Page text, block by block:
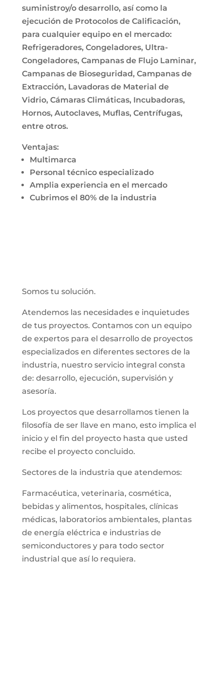
suministroy/o desarrollo, así como la
ejecución de Protocolos de Calificación,
para cualquier equipo en el mercado:
Refrigeradores, Congeladores, Ultra-
Congeladores, Campanas de Flujo Laminar,
Campanas de Bioseguridad, Campanas de
Extracción, Lavadoras de Material de
Vidrio, Cámaras Climáticas, Incubadoras,
Hornos, Autoclaves, Muflas, Centrífugas,
entre otros.
Ventajas:
Multimarca
Personal técnico especializado
Amplia experiencia en el mercado
Cubrimos el 80% de la industria
Somos tu solución.
Atendemos las necesidades e inquietudes
de tus proyectos. Contamos con un equipo
de expertos para el desarrollo de proyectos
especializados en diferentes sectores de la
industria, nuestro servicio integral consta
de: desarrollo, ejecución, supervisión y
asesoría.
Los proyectos que desarrollamos tienen la
filosofía de ser llave en mano, esto implica el
inicio y el fin del proyecto hasta que usted
recibe el proyecto concluido.
Sectores de la industria que atendemos:
Farmacéutica, veterinaria, cosmética,
bebidas y alimentos, hospitales, clínicas
médicas, laboratorios ambientales, plantas
de energía eléctrica e industrias de
semiconductores y para todo sector
industrial que así lo requiera.